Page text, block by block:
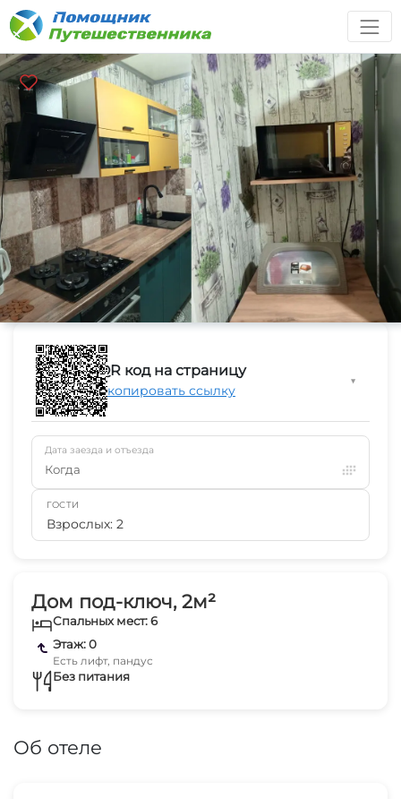
Дом под-ключ, 2м²
Спальных мест: 6
Этаж: 0
Есть лифт, пандус
Без питания
Об отеле
QR код на страницу
Скопировать ссылку
▼
Дата заезда и отъезда
Когда
ГОСТИ
Взрослых: 2